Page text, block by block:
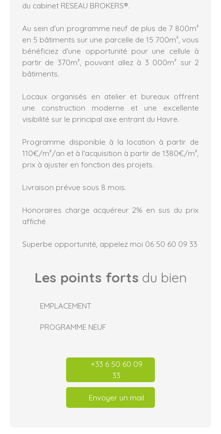
du cabinet RESEAU BROKERS®.
Au sein d'un programme neuf de plus de 7 800m²
en 5 bâtiments sur une parcelle de 15 700m², vous
bénéficiez d'une opportunité pour une cellule à
partir de 370m², pouvant allez à 3 000m² sur 2
bâtiments.
Locaux organisés en atelier et bureaux offrent
une construction moderne et une excellente
visibilité sur le principal axe entrant du Havre.
Programme disponible à la location à partir de
110€/m²/an et à l'acquisition à partir de 1380€/m²,
prix à ajuster en fonction des projets.
Livraison prévue sous 8 mois.
Honoraires charge acquéreur 2% en sus du prix
affiché
Superbe opportunité, appelez moi 06 50 60 09 33
Les points forts du bien
EMPLACEMENT
PROGRAMME NEUF
+33 6 50 60 09
33
Envoyer un mail